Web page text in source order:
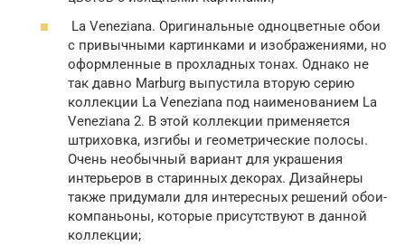
La Veneziana. Оригинальные одноцветные обои
с привычными картинками и изображениями, но
оформленные в прохладных тонах. Однако не
так давно Marburg выпустила вторую серию
коллекции La Veneziana под наименованием La
Veneziana 2. В этой коллекции применяется
штриховка, изгибы и геометрические полосы.
Очень необычный вариант для украшения
интерьеров в старинных декорах. Дизайнеры
также придумали для интересных решений обои-
компаньоны, которые присутствуют в данной
коллекции;